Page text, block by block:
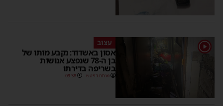
עצוב
אסון באשדוד: נקבע מותו של
בן ה-78 שנפצע אנושות
בשריפה בדירתו
מנחם דויטש 09:38